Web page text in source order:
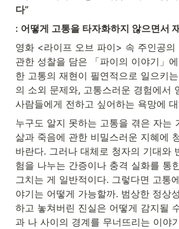
다”
: 어떻게 고통을 타자화하지 않으면서
영화 <라이프 오브 파이> 속 주인공의
관한 성찰을 담은 「파이의 이야기」
한 고통의 재현이 필연적으로 일으키
의 소외 문제와, 고통스러운 경험에서
사람들에게 전하고 싶어하는 욕망에
누구도 알지 못하는 고통을 겪은 자는
삶과 죽음에 관한 비밀스러운 지혜에
바란다. 그러나 대체로 청자의 기대와
험을 나누는 간증이나 충격 실화를 통
그치는 게 일반적이다. 그렇다면 고통에
야기는 어떻게 가능할까. 범상한 정상
하고 놓쳐버린 진실은 어떻게 감지될
과 나 사이의 경계를 무너뜨리는 이야